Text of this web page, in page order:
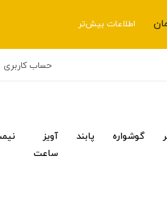
اطلاعات بیش‌تر
حساب کاربری
گوشواره پابند
آویز
ساعت